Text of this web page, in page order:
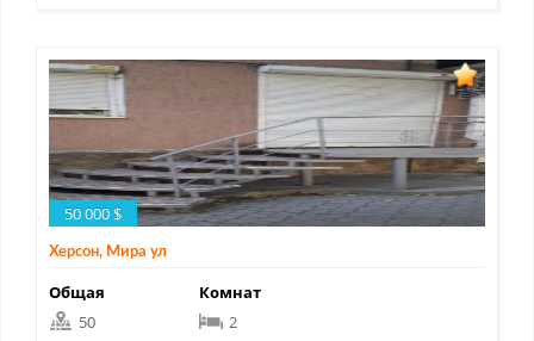
50 000 $
Херсон, Мира ул
Общая
50
Комнат
2